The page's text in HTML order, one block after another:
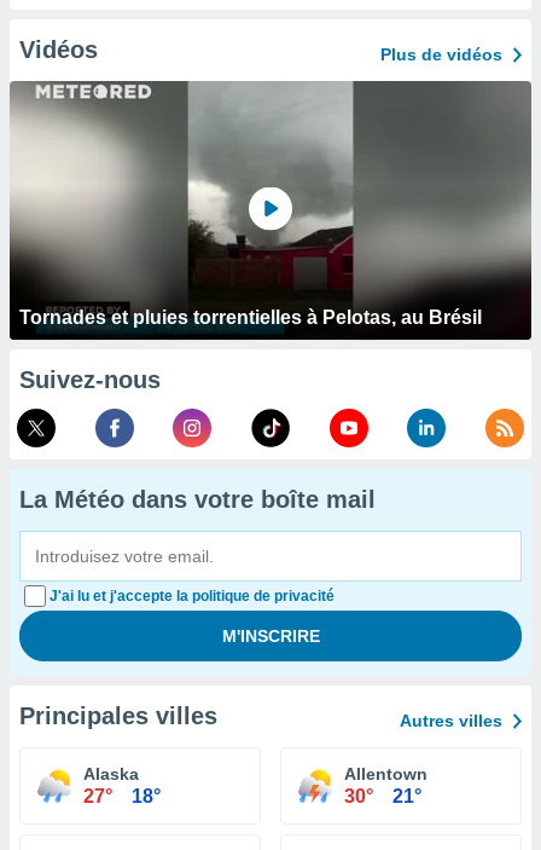
Vidéos Plus de vidéos
Tornades et pluies torrentielles à Pelotas, au Brésil
Suivez-nous
La Météo dans votre boîte mail
J'ai lu et j'accepte la politique de privacité
Principales villes Autres villes
Alaska
27° 18°
Allentown
30° 21°